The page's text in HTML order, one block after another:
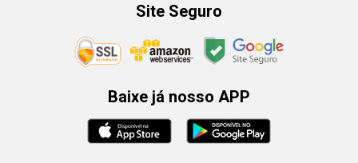
Site Seguro
Baixe já nosso APP